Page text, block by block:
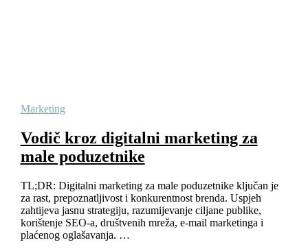
Marketing
Vodič kroz digitalni marketing za
male poduzetnike
TL;DR: Digitalni marketing za male poduzetnike ključan je
za rast, prepoznatljivost i konkurentnost brenda. Uspjeh
zahtijeva jasnu strategiju, razumijevanje ciljane publike,
korištenje SEO-a, društvenih mreža, e-mail marketinga i
plaćenog oglašavanja. …